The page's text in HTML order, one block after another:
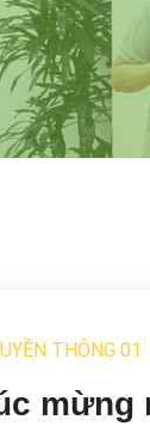
THÔNG 01
mừng